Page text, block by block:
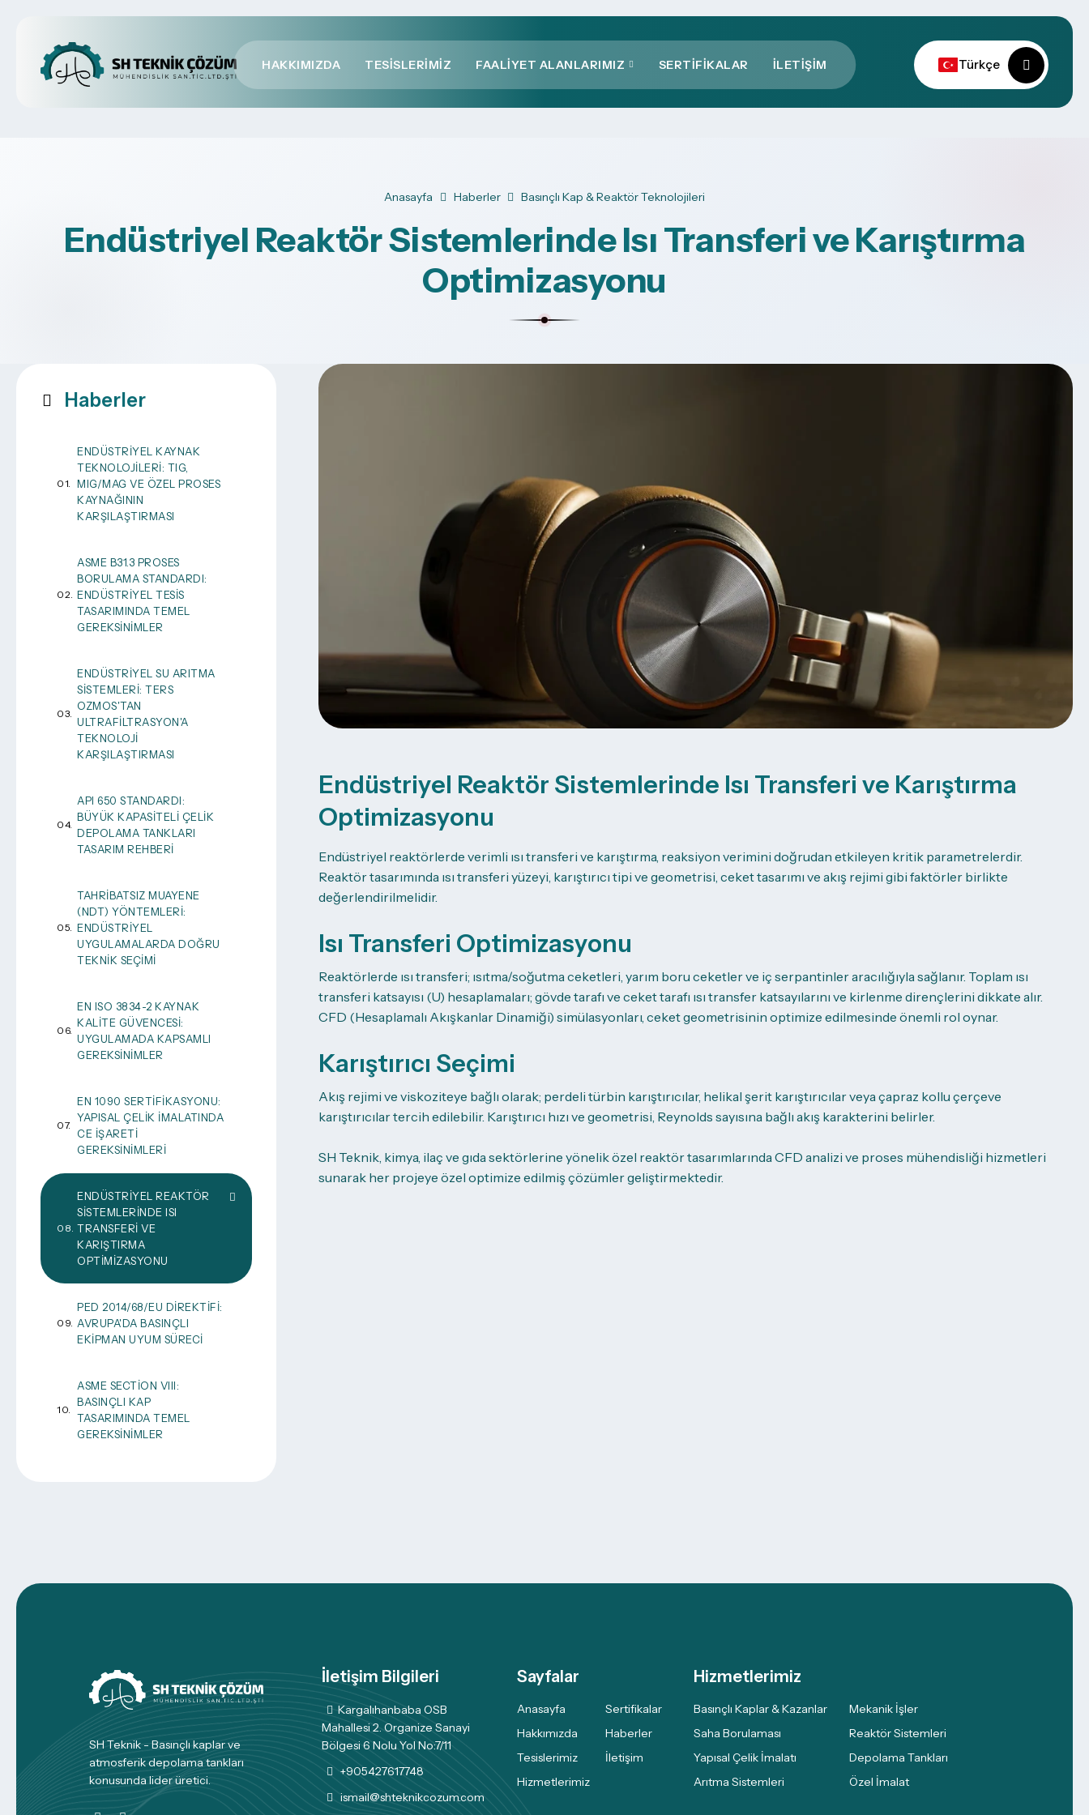
HAKKIMIZDA TESISLERIMIZ FAALIYET ALANLARIMIZ SERTIFIKALAR İLETIŞIM Türkçe
Anasayfa Haberler Basınçlı Kap & Reaktör Teknolojileri
Endüstriyel Reaktör Sistemlerinde Isı Transferi ve Karıştırma
Optimizasyonu
Haberler
ENDÜSTRIYEL KAYNAK
TEKNOLOJILERI: TIG,
MIG/MAG VE ÖZEL PROSES
KAYNAĞININ
KARŞILAŞTIRMASI
ASME B31.3 PROSES
BORULAMA STANDARDI:
ENDÜSTRIYEL TESIS
TASARIMINDA TEMEL
GEREKSINIMLER
ENDÜSTRIYEL SU ARITMA
SISTEMLERI: TERS
OZMOS'TAN
ULTRAFILTRASYON'A
TEKNOLOJI
KARŞILAŞTIRMASI
API 650 STANDARDI:
BÜYÜK KAPASITELI ÇELIK
DEPOLAMA TANKLARI
TASARIM REHBERI
TAHRIBATSIZ MUAYENE
(NDT) YÖNTEMLERI:
ENDÜSTRIYEL
UYGULAMALARDA DOĞRU
TEKNIK SEÇIMI
EN ISO 3834-2 KAYNAK
KALITE GÜVENCESI:
UYGULAMADA KAPSAMLI
GEREKSINIMLER
EN 1090 SERTIFIKASYONU:
YAPISAL ÇELIK İMALATINDA
CE İŞARETI
GEREKSINIMLERI
ENDÜSTRIYEL REAKTÖR
SISTEMLERINDE ISI
TRANSFERI VE
KARIŞTIRMA
OPTIMIZASYONU
PED 2014/68/EU DIREKTIFI:
AVRUPA'DA BASINÇLI
EKIPMAN UYUM SÜRECI
ASME SECTION VIII:
BASINÇLI KAP
TASARIMINDA TEMEL
GEREKSINIMLER
Endüstriyel Reaktör Sistemlerinde Isı Transferi ve Karıştırma
Optimizasyonu
Endüstriyel reaktörlerde verimli ısı transferi ve karıştırma, reaksiyon verimini doğrudan etkileyen kritik parametrelerdir.
Reaktör tasarımında ısı transferi yüzeyi, karıştırıcı tipi ve geometrisi, ceket tasarımı ve akış rejimi gibi faktörler birlikte
değerlendirilmelidir.
Isı Transferi Optimizasyonu
Reaktörlerde ısı transferi; ısıtma/soğutma ceketleri, yarım boru ceketler ve iç serpantinler aracılığıyla sağlanır. Toplam ısı
transferi katsayısı (U) hesaplamaları; gövde tarafı ve ceket tarafı ısı transfer katsayılarını ve kirlenme dirençlerini dikkate alır.
CFD (Hesaplamalı Akışkanlar Dinamiği) simülasyonları, ceket geometrisinin optimize edilmesinde önemli rol oynar.
Karıştırıcı Seçimi
Akış rejimi ve viskoziteye bağlı olarak; perdeli türbin karıştırıcılar, helikal şerit karıştırıcılar veya çapraz kollu çerçeve
karıştırıcılar tercih edilebilir. Karıştırıcı hızı ve geometrisi, Reynolds sayısına bağlı akış karakterini belirler.
SH Teknik, kimya, ilaç ve gıda sektörlerine yönelik özel reaktör tasarımlarında CFD analizi ve proses mühendisliği hizmetleri
sunarak her projeye özel optimize edilmiş çözümler geliştirmektedir.
SH Teknik - Basınçlı kaplar ve
atmosferik depolama tankları
konusunda lider üretici.
İletişim Bilgileri
Kargalıhanbaba OSB
Mahallesi 2. Organize Sanayi
Bölgesi 6 Nolu Yol No:7/11
+905427617748
ismail@shteknikcozum.com
Sayfalar
Anasayfa
Hakkımızda
Tesislerimiz
Hizmetlerimiz
Sertifikalar
Haberler
İletişim
Hizmetlerimiz
Basınçlı Kaplar & Kazanlar
Saha Borulaması
Yapısal Çelik İmalatı
Arıtma Sistemleri
Mekanik İşler
Reaktör Sistemleri
Depolama Tankları
Özel İmalat